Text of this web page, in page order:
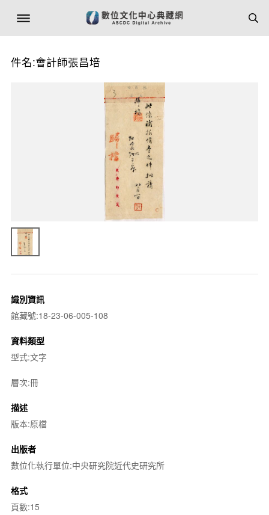
件名:會計師張昌培
識別資訊
館藏號:18-23-06-005-108
資料類型
型式:文字
層次:冊
描述
版本:原檔
出版者
數位化執行單位:中央研究院近代史研究所
格式
頁數:15